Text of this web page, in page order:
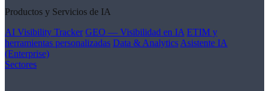
Productos y Servicios de IA
AI Visibility Tracker GEO — Visibilidad en IA ETIM y
herramientas personalizadas Data & Analytics Asistente IA
(Enterprise)
Sectores